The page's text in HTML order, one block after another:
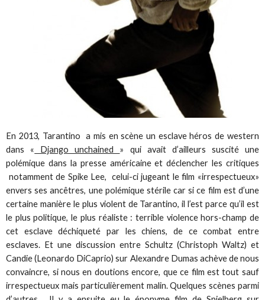
En 2013, Tarantino a mis en scène un esclave héros de western
dans « Django unchained » qui avait d’ailleurs suscité une
polémique dans la presse américaine et déclencher les critiques
notamment de Spike Lee, celui-ci jugeant le film «irrespectueux»
envers ses ancêtres, une polémique stérile car si ce film est d’une
certaine manière le plus violent de Tarantino, il l’est parce qu’il est
le plus politique, le plus réaliste : terrible violence hors-champ de
cet esclave déchiqueté par les chiens, de ce combat entre
esclaves. Et une discussion entre Schultz (Christoph Waltz) et
Candie (Leonardo DiCaprio) sur Alexandre Dumas achève de nous
convaincre, si nous en doutions encore, que ce film est tout sauf
irrespectueux mais particulièrement malin. Quelques scènes parmi